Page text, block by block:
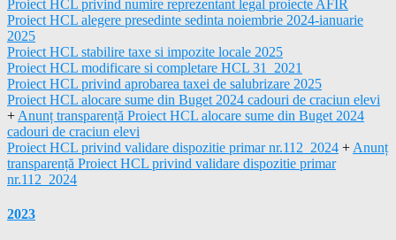
Proiect HCL privind numire reprezentant legal proiecte AFIR
Proiect HCL alegere presedinte sedinta noiembrie 2024-ianuarie
2025
Proiect HCL stabilire taxe si impozite locale 2025
Proiect HCL modificare si completare HCL 31_2021
Proiect HCL privind aprobarea taxei de salubrizare 2025
Proiect HCL alocare sume din Buget 2024 cadouri de craciun elevi
+ Anunț transparență Proiect HCL alocare sume din Buget 2024
cadouri de craciun elevi
Proiect HCL privind validare dispozitie primar nr.112_2024 + Anunț
transparență Proiect HCL privind validare dispozitie primar
nr.112_2024
2023